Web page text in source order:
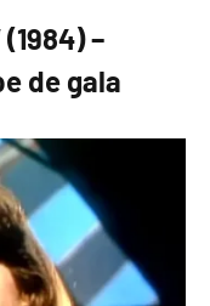
–
de gala